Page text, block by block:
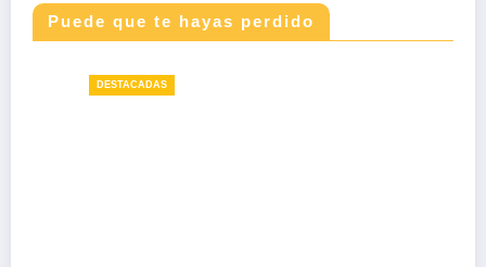
Puede que te hayas perdido
DESTACADAS